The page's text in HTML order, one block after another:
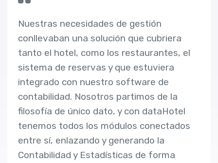
Nuestras necesidades de gestión
conllevaban una solución que cubriera
tanto el hotel, como los restaurantes, el
sistema de reservas y que estuviera
integrado con nuestro software de
contabilidad. Nosotros partimos de la
filosofía de único dato, y con dataHotel
tenemos todos los módulos conectados
entre sí, enlazando y generando la
Contabilidad y Estadísticas de forma